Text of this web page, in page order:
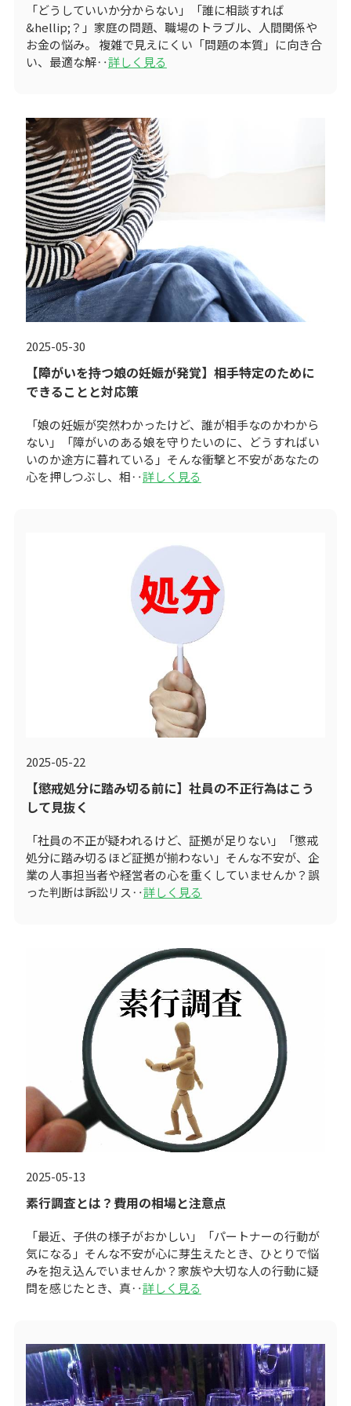
「どうしていいか分からない」「誰に相談すれば
&hellip;？」家庭の問題、職場のトラブル、人間関係や
お金の悩み。 複雑で見えにくい「問題の本質」に向き合
い、最適な解‥詳しく見る
2025-05-30
【障がいを持つ娘の妊娠が発覚】相手特定のために
できることと対応策
「娘の妊娠が突然わかったけど、誰が相手なのかわから
ない」「障がいのある娘を守りたいのに、どうすればい
いのか途方に暮れている」そんな衝撃と不安があなたの
心を押しつぶし、相‥詳しく見る
2025-05-22
【懲戒処分に踏み切る前に】社員の不正行為はこう
して見抜く
「社員の不正が疑われるけど、証拠が足りない」「懲戒
処分に踏み切るほど証拠が揃わない」そんな不安が、企
業の人事担当者や経営者の心を重くしていませんか？誤
った判断は訴訟リス‥詳しく見る
2025-05-13
素行調査とは？費用の相場と注意点
「最近、子供の様子がおかしい」「パートナーの行動が
気になる」そんな不安が心に芽生えたとき、ひとりで悩
みを抱え込んでいませんか？家族や大切な人の行動に疑
問を感じたとき、真‥詳しく見る